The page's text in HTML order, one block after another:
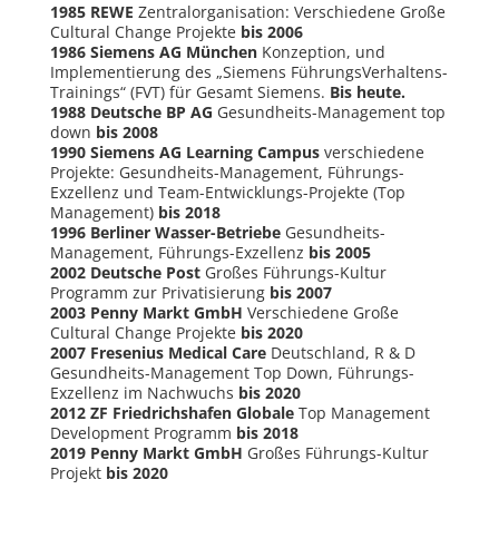
1985 REWE Zentralorganisation: Verschiedene Große
Cultural Change Projekte bis 2006
1986 Siemens AG MünchenKonzeption, und
Implementierung des „Siemens FührungsVerhaltens-
Trainings“ (FVT) für Gesamt Siemens. Bis heute.
1988 Deutsche BP AG Gesundheits-Management top
down bis 2008
1990 Siemens AG Learning Campusverschiedene
Projekte: Gesundheits-Management, Führungs-
Exzellenz und Team-Entwicklungs-Projekte (Top
Management) bis 2018
1996 Berliner Wasser-BetriebeGesundheits-
Management, Führungs-Exzellenz bis 2005
2002 Deutsche PostGroßes Führungs-Kultur
Programm zur Privatisierung bis 2007
2003 Penny Markt GmbH Verschiedene Große
Cultural Change Projekte bis 2020
2007 Fresenius Medical CareDeutschland, R & D
Gesundheits-Management Top Down, Führungs-
Exzellenz im Nachwuchs bis 2020
2012 ZF Friedrichshafen GlobaleTop Management
Development Programm bis 2018
2019 Penny Markt GmbH Großes Führungs-Kultur
Projekt bis 2020